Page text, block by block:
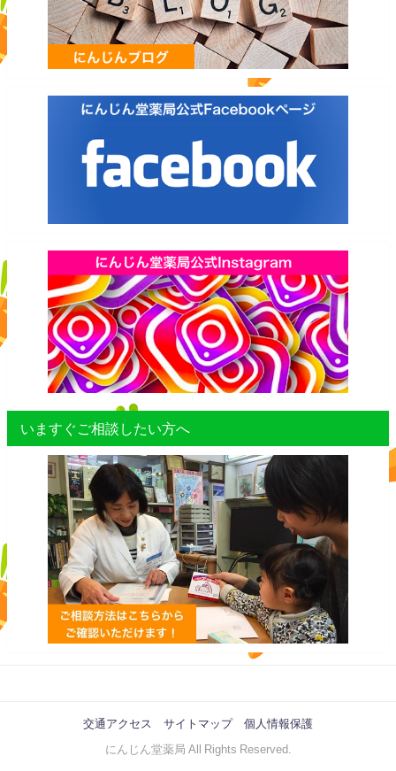
いますぐご相談したい方へ
交通アクセス サイトマップ 個人情報保護
にんじん堂薬局 All Rights Reserved.